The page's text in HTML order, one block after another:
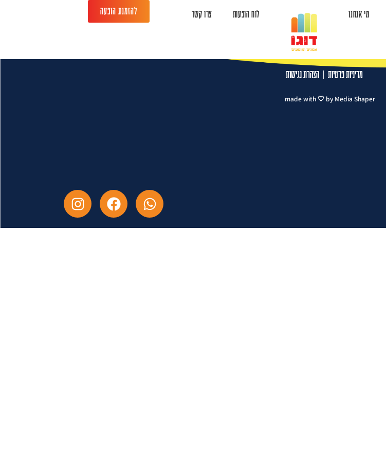
מי אנחנו לוח הופעות צרו קשר להזמנת הופעה
לוח הופעות
מדיניות פרטיות| הצהרת נגישות
made with 🤍 by Media Shaper